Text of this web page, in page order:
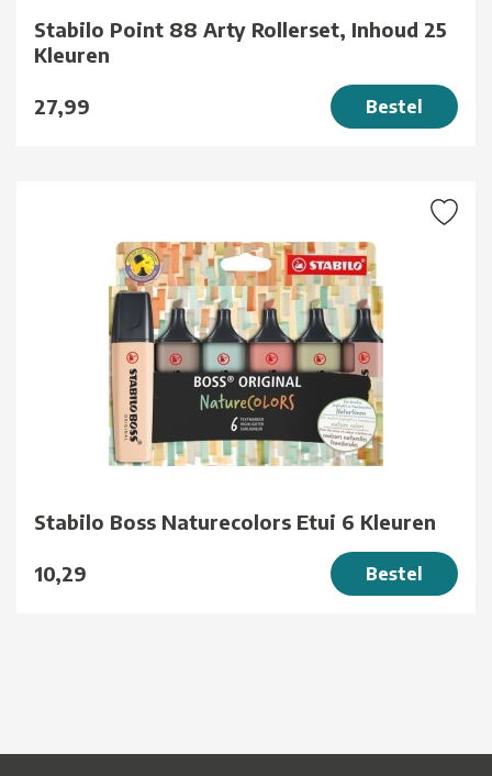
Stabilo Point 88 Arty Rollerset, Inhoud 25
Kleuren
27,99 Bestel
Stabilo Boss Naturecolors Etui 6 Kleuren
10,29 Bestel